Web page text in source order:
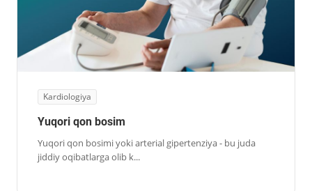
Kardiologiya
Yuqori qon bosimi yoki arterial gipertenziya - bu juda
jiddiy oqibatlarga olib k...
Yuqori qon bosim